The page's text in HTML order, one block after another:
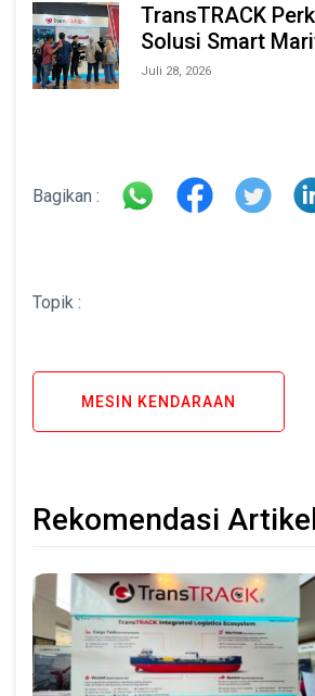
TransTRACK
Solusi Smart
Monitoring
Juli 28, 2026
Bagikan :
Topik :
MESIN KENDARAAN
Rekomendasi